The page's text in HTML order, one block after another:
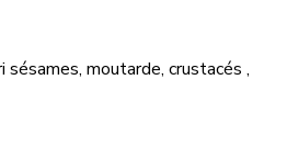
moutarde, crustacés ,